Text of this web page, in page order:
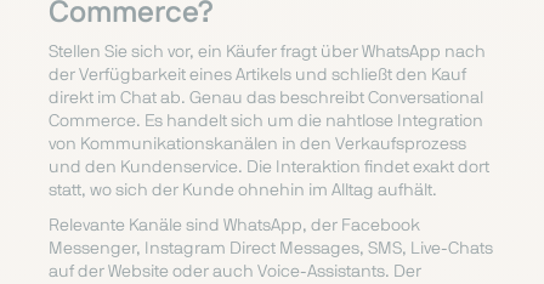
Commerce?
Stellen Sie sich vor, ein Käufer fragt über WhatsApp nach
der Verfügbarkeit eines Artikels und schließt den Kauf
direkt im Chat ab. Genau das beschreibt Conversational
Commerce. Es handelt sich um die nahtlose Integration
von Kommunikationskanälen in den Verkaufsprozess
und den Kundenservice. Die Interaktion findet exakt dort
statt, wo sich der Kunde ohnehin im Alltag aufhält.
Relevante Kanäle sind WhatsApp, der Facebook
Messenger, Instagram Direct Messages, SMS, Live-Chats
auf der Website oder auch Voice-Assistants. Der